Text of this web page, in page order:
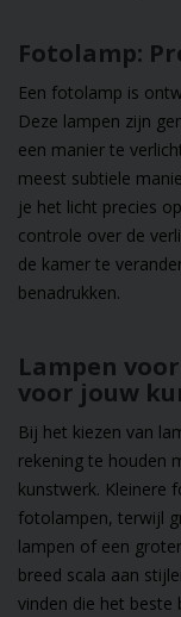
Fotolamp:
Een fotolamp is
Deze lampen zijn
een manier te
meest subtiele
je het licht precies
controle over de
de kamer te
benadrukken.
Lampen
voor jouw
Bij het kiezen van
rekening te houden
kunstwerk. Kleinere
fotolampen, terwijl
lampen of een
breed scala aan
vinden die het beste